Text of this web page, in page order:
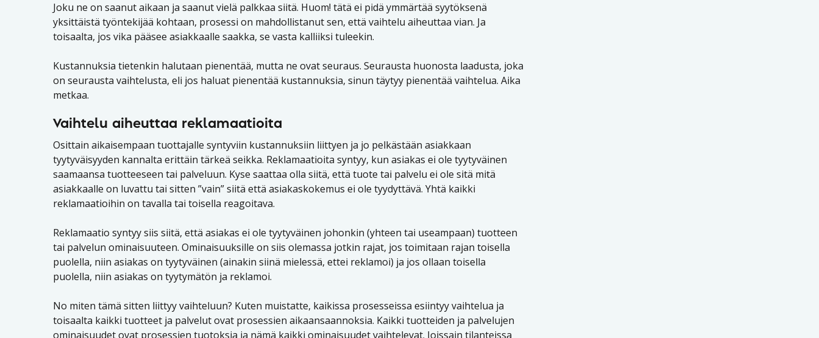
Joku ne on saanut aikaan ja saanut vielä palkkaa siitä. Huom! tätä ei pidä ymmärtää syytöksenä
yksittäistä työntekijää kohtaan, prosessi on mahdollistanut sen, että vaihtelu aiheuttaa vian. Ja
toisaalta, jos vika pääsee asiakkaalle saakka, se vasta kalliiksi tuleekin.
Kustannuksia tietenkin halutaan pienentää, mutta ne ovat seuraus. Seurausta huonosta laadusta, joka
on seurausta vaihtelusta, eli jos haluat pienentää kustannuksia, sinun täytyy pienentää vaihtelua. Aika
metkaa.
Vaihtelu aiheuttaa reklamaatioita
Osittain aikaisempaan tuottajalle syntyviin kustannuksiin liittyen ja jo pelkästään asiakkaan
tyytyväisyyden kannalta erittäin tärkeä seikka. Reklamaatioita syntyy, kun asiakas ei ole tyytyväinen
saamaansa tuotteeseen tai palveluun. Kyse saattaa olla siitä, että tuote tai palvelu ei ole sitä mitä
asiakkaalle on luvattu tai sitten ”vain” siitä että asiakaskokemus ei ole tyydyttävä. Yhtä kaikki
reklamaatioihin on tavalla tai toisella reagoitava.
Reklamaatio syntyy siis siitä, että asiakas ei ole tyytyväinen johonkin (yhteen tai useampaan) tuotteen
tai palvelun ominaisuuteen. Ominaisuuksille on siis olemassa jotkin rajat, jos toimitaan rajan toisella
puolella, niin asiakas on tyytyväinen (ainakin siinä mielessä, ettei reklamoi) ja jos ollaan toisella
puolella, niin asiakas on tyytymätön ja reklamoi.
No miten tämä sitten liittyy vaihteluun? Kuten muistatte, kaikissa prosesseissa esiintyy vaihtelua ja
toisaalta kaikki tuotteet ja palvelut ovat prosessien aikaansaannoksia. Kaikki tuotteiden ja palvelujen
ominaisuudet ovat prosessien tuotoksia ja nämä kaikki ominaisuudet vaihtelevat. Joissain tilanteissa